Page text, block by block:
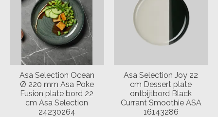
Asa Selection Ocean
Ø 220 mm Asa Poke
Fusion plate bord 22
cm Asa Selection
24230264
Asa Selection Joy 22
cm Dessert plate
ontbijtbord Black
Currant Smoothie ASA
16143286